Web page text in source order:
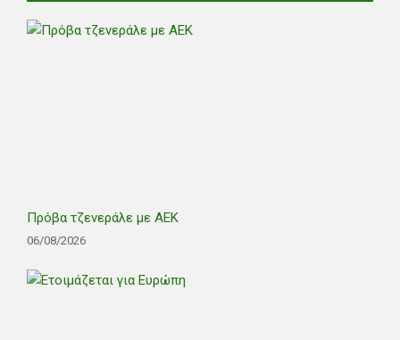
Πρόβα τζενεράλε με ΑΕΚ
06/08/2026